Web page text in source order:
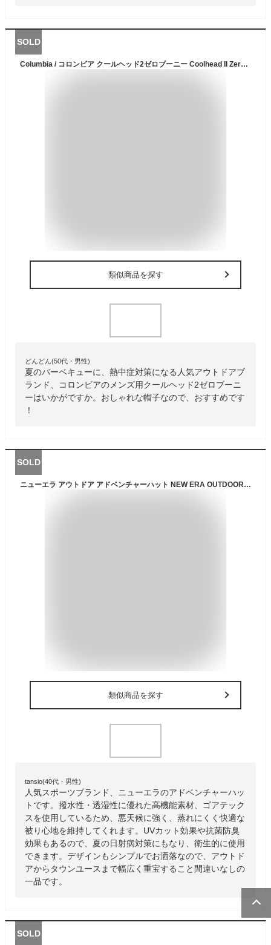
SOLD
Columbia / コロンビア クールヘッド2ゼロブーニー Coolhead II Zero Booney（ハット 帽子 男性 女性 登山・トレッキング）
類似商品を探す
どんどん(50代・男性)
夏のバーベキューに、熱中症対策になる人気アウトドアブ
ランド、コロンビアのメンズ用クールヘッド2ゼロブーニ
ーはいかがですか。おしゃれな帽子なので、おすすめです
！
SOLD
ニューエラ アウトドア アドベンチャーハット NEW ERA OUTDOOR HAT メンズ レディース 帽子 黒 ナイロン ゴアテックス 大きいサイズ ブランド 深め おしゃれ かっこいい 人気 春 夏 秋 冬 ニューエラー 正規品 ユニセックス 男女兼用 オールシーズン ストリート コーデ
類似商品を探す
tansio(40代・男性)
人気スポーツブランド、ニューエラのアドベンチャーハッ
トです。撥水性・透湿性に優れた高機能素材、ゴアテック
スを使用しているため、悪天候に強く、蒸れにくく快適な
被り心地を維持してくれます。UVカット効果や抗菌防臭
効果もあるので、夏の日射病対策にもなり、衛生的に使用
できます。デザインもシンプルでお洒落なので、アウトド
アからタウンユースまで幅広く重宝すること間違いなしの
一品です。
SOLD